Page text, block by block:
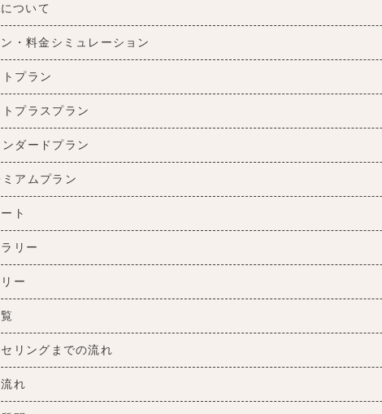
ついて
・料金シミュレーション
トプラン
トプラスプラン
ンダードプラン
ミアムプラン
ト
リー
ー
リングまでの流れ
れ